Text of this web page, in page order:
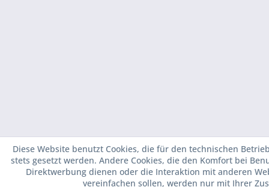
Diese Website benutzt Cookies, die für den technischen
stets gesetzt werden. Andere Cookies, die den Komfort bei
Direktwerbung dienen oder die Interaktion mit anderen
vereinfachen sollen, werden nur mit Ihrer